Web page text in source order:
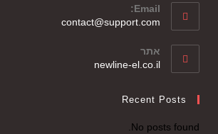
Email:
contact@support.com
אתר
newline-el.co.il
Recent Posts
No posts found.